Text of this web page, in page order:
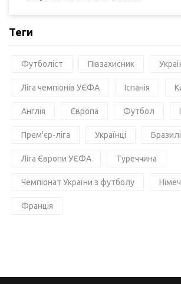
Теги
Футболіст Півзахисник
Ліга чемпіонів УЄФА Іспанія
Англія Європа Футбол
Прем'єр-ліга Українці
Ліга Європи УЄФА Туреччина
Чемпіонат України з футболу
Франція